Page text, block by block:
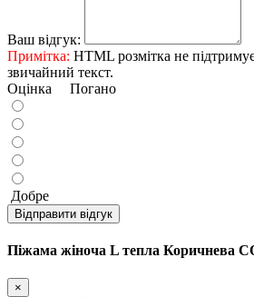
Ваш відгук:
Примітка: HTML розмітка не
звичайний текст.
Оцінка Погано
Добре
Відправити відгук
Піжама жіноча L тепла Коричнева
×